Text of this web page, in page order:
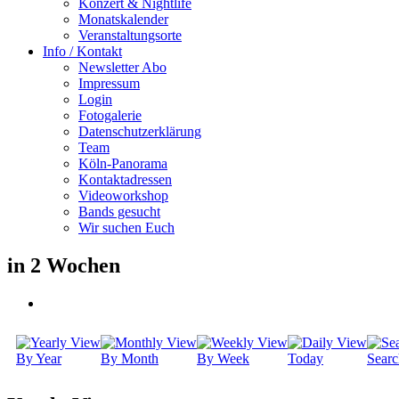
Konzert & Nightlife
Monatskalender
Veranstaltungsorte
Info / Kontakt
Newsletter Abo
Impressum
Login
Fotogalerie
Datenschutzerklärung
Team
Köln-Panorama
Kontaktadressen
Videoworkshop
Bands gesucht
Wir suchen Euch
in 2 Wochen
By Year By Month By Week Today